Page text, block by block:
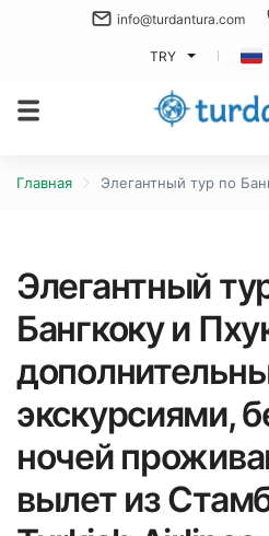
info@turdantura.com
TRY
Главная Элегантный тур по
Элегантный
Бангкоку и
экскурсиями,
ночей
вылет из